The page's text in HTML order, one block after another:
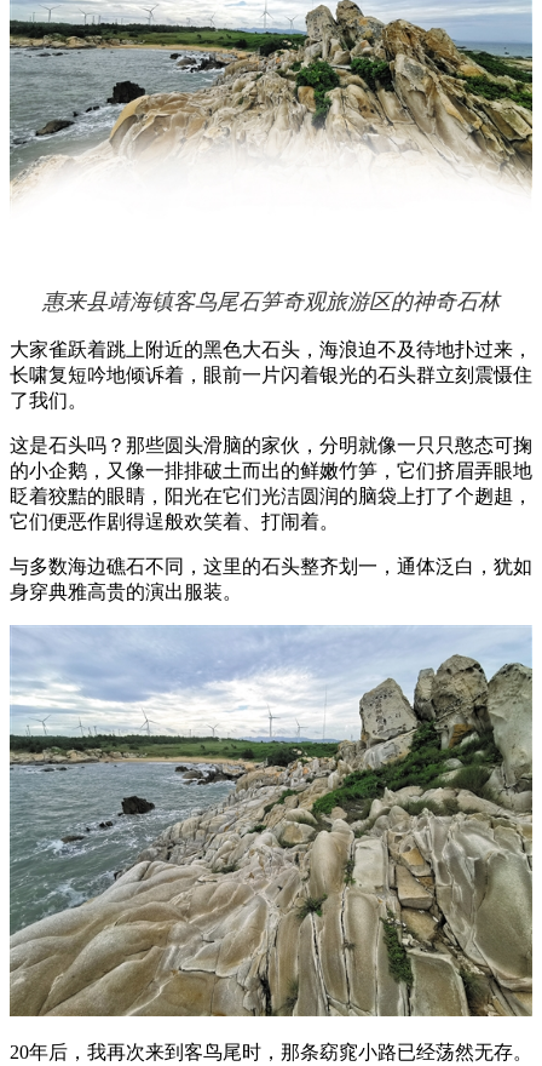
惠来县靖海镇客鸟尾石笋奇观旅游区的神奇石林
大家雀跃着跳上附近的黑色大石头，海浪迫不及待地扑过来，
长啸复短吟地倾诉着，眼前一片闪着银光的石头群立刻震慑住
了我们。
这是石头吗？那些圆头滑脑的家伙，分明就像一只只憨态可掬
的小企鹅，又像一排排破土而出的鲜嫩竹笋，它们挤眉弄眼地
眨着狡黠的眼睛，阳光在它们光洁圆润的脑袋上打了个趔趄，
它们便恶作剧得逞般欢笑着、打闹着。
与多数海边礁石不同，这里的石头整齐划一，通体泛白，犹如
身穿典雅高贵的演出服装。
20年后，我再次来到客鸟尾时，那条窈窕小路已经荡然无存。